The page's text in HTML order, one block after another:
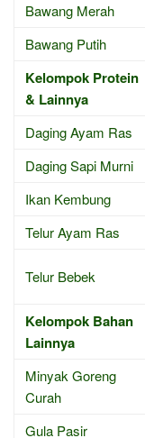
Bawang Merah
Bawang Putih
Kelompok Protein
& Lainnya
Daging Ayam Ras
Daging Sapi Murni
Ikan Kembung
Telur Ayam Ras
Telur Bebek
Kelompok Bahan
Lainnya
Minyak Goreng
Curah
Gula Pasir